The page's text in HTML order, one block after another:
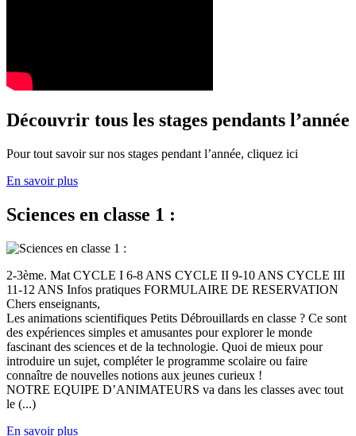
Découvrir tous les stages pendants l’année
Pour tout savoir sur nos stages pendant l’année, cliquez ici
En savoir plus
Sciences en classe 1 :
2-3ème. Mat CYCLE I 6-8 ANS CYCLE II 9-10 ANS CYCLE III
11-12 ANS Infos pratiques FORMULAIRE DE RESERVATION
Chers enseignants,
Les animations scientifiques Petits Débrouillards en classe ? Ce sont
des expériences simples et amusantes pour explorer le monde
fascinant des sciences et de la technologie. Quoi de mieux pour
introduire un sujet, compléter le programme scolaire ou faire
connaître de nouvelles notions aux jeunes curieux !
NOTRE EQUIPE D’ANIMATEURS va dans les classes avec tout
le (...)
En savoir plus